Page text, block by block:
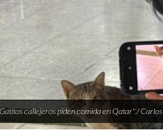
callejeros piden comida en Qatar"./ Carlos